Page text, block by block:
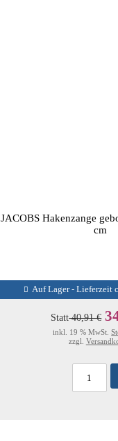
JACOBS Hakenzange
cm
Auf Lager - Lieferzeit
Statt40,91 €
inkl. 19 % MwSt.
zzgl.